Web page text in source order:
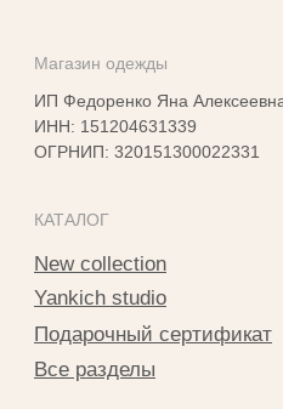
2025 © Yankich Все права защищены
*Принадлежит Meta, признан экстремистким в РФ